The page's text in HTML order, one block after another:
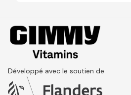
Développé avec le soutien de